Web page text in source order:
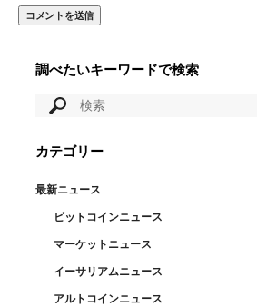
調べたいキーワードで検索
カテゴリー
最新ニュース
ビットコインニュース
マーケットニュース
イーサリアムニュース
アルトコインニュース